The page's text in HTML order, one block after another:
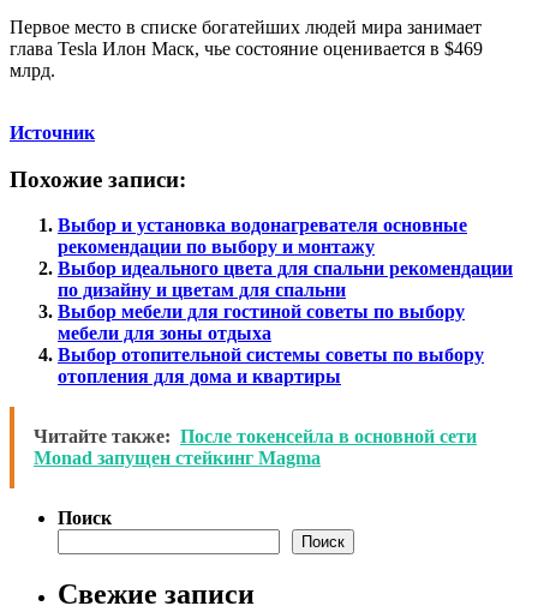
Первое место в списке богатейших людей мира занимает
глава Tesla Илон Маск, чье состояние оценивается в $469
млрд.
Источник
Похожие записи:
Выбор и установка водонагревателя основные
рекомендации по выбору и монтажу
Выбор идеального цвета для спальни рекомендации
по дизайну и цветам для спальни
Выбор мебели для гостиной советы по выбору
мебели для зоны отдыха
Выбор отопительной системы советы по выбору
отопления для дома и квартиры
Читайте также: После токенсейла в основной сети
Monad запущен стейкинг Magma
Поиск
Поиск
Свежие записи